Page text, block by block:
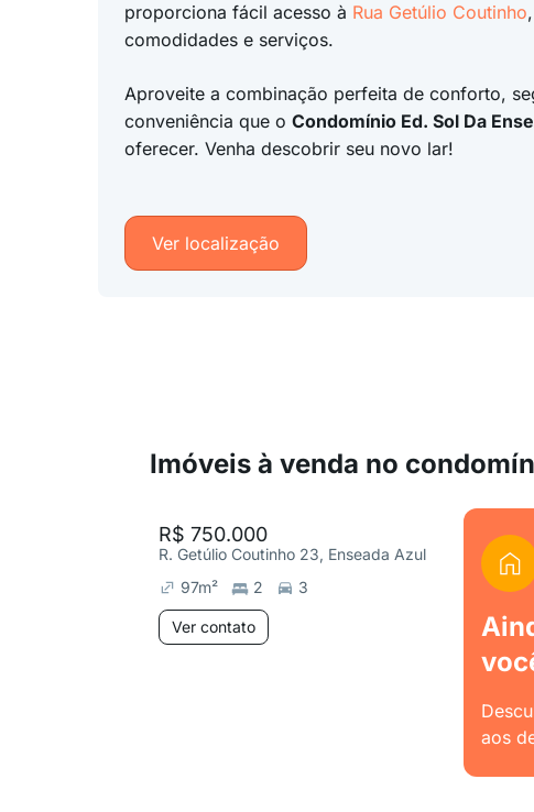
proporciona fácil acesso à Rua Getúlio Coutinho
comodidades e serviços.
Aproveite a combinação perfeita de conforto,
conveniência que o Condomínio Ed. Sol Da
oferecer. Venha descobrir seu novo lar!
Ver localização
Imóveis à venda no
R$ 750.000
R. Getúlio Coutinho 23, Enseada Azul
97m² 2 3
Ver contato
aos